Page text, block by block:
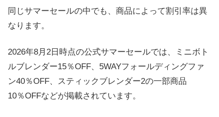
同じサマーセールの中でも、商品によって割引率は異
なります。
2026年8月2日時点の公式サマーセールでは、ミニボト
ルブレンダー15％OFF、5WAYフォールディングファ
ン40％OFF、スティックブレンダー2の一部商品
10％OFFなどが掲載されています。